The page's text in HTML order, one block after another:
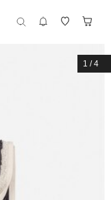
1 /4